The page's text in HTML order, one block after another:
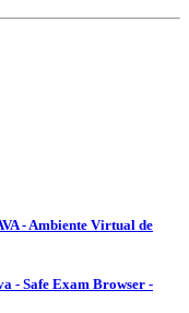
- Ambiente Virtual de
- Safe Exam Browser -